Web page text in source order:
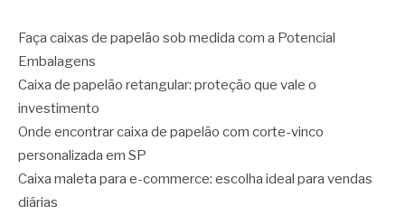
Faça caixas de papelão sob medida com a Potencial
Embalagens
Caixa de papelão retangular: proteção que vale o
investimento
Onde encontrar caixa de papelão com corte-vinco
personalizada em SP
Caixa maleta para e-commerce: escolha ideal para vendas
diárias